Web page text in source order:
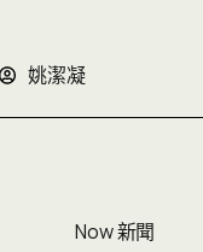
姚潔凝
Now 新聞